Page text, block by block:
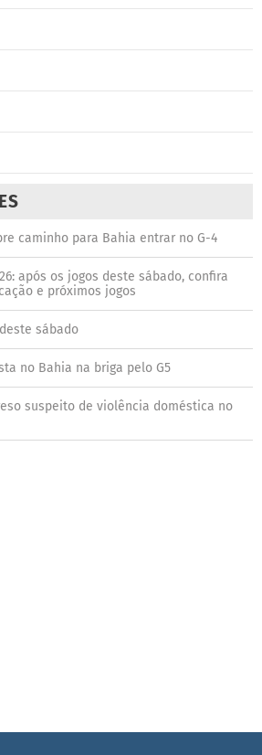
caminho para Bahia entrar no G-4
após os jogos deste sábado, confira
e próximos jogos
sábado
no Bahia na briga pelo G5
suspeito de violência doméstica no